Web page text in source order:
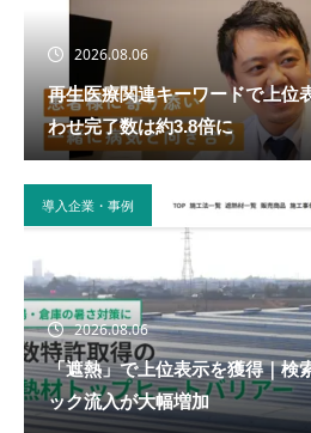
2026.08.06
再生医療関連キーワードで上位
わせ完了数は約3.8倍に
導入企業・事例
2026.08.06
「遮熱」で上位表示を獲得｜検
ック流入が大幅増加